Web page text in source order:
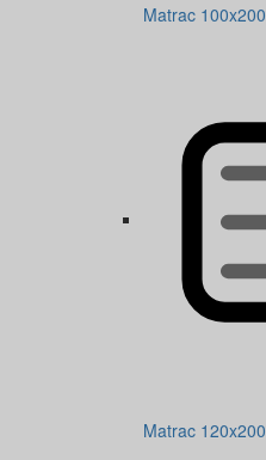
Matrac 100x200
Matrac 120x200